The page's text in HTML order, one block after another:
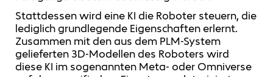
Stattdessen wird eine KI die Roboter steuern, die
lediglich grundlegende Eigenschaften erlernt.
Zusammen mit den aus dem PLM-System
gelieferten 3D-Modellen des Roboters wird
diese KI im sogenannten Meta- oder Omniverse